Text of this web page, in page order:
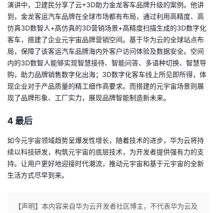
演讲中， 卫建民分享了云+3D助力金龙客车品牌升级的案例。他讲
到，金龙客运汽车品牌在全球市场都有布局， 通过利用高精度、 高
仿真3D数智人+高仿真的3D营销场景+高精度扫描生成的3D数字化
客车，搭建了企业元宇宙品牌营销空间。 基于华为云的全球站点布
局，保障了该客运汽车品牌海内外客户访问体验及数据安全。空间
内的3D数智人能够实现智慧接待、智能问答、多语种切换、智慧导
购，助力品牌销售数字化出海； 3D数字化客车线上所见即所得，体
现企业对于产品质量的精工细作高要求。而搭建的元宇宙场景则展
现了品牌形象、工厂实力，展现品牌智能制造新未来。
4最后
如今元宇宙领域趋势呈爆发性增长，随着技术的进步，华为云将持
续以科技研发， 构筑元宇宙的底层技术，为开发者提供强有力的支
持。 让用户更好地迎接时代潮流，推动元宇宙和基于元宇宙的全新
生活方式尽早到来。
【声明】本内容来自华为云开发者社区博主，不代表华为云及